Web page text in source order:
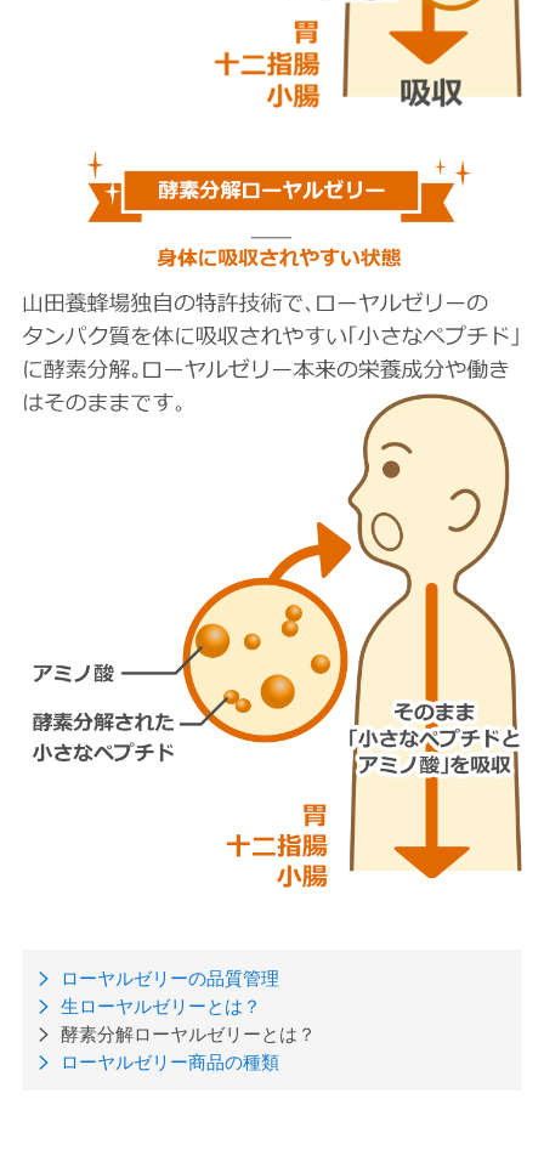
ローヤルゼリーの品質管理
生ローヤルゼリーとは？
酵素分解ローヤルゼリーとは？
ローヤルゼリー商品の種類